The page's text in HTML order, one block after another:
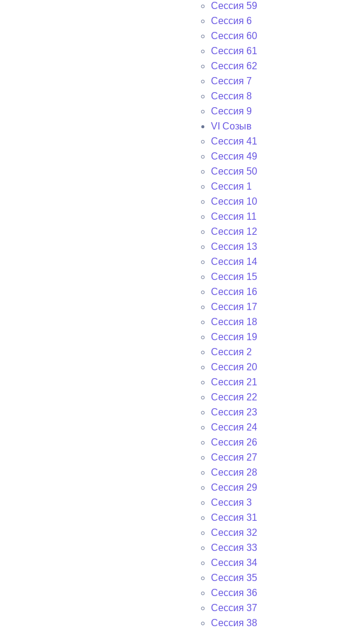
Сессия 59
Сессия 6
Сессия 60
Сессия 61
Сессия 62
Сессия 7
Сессия 8
Сессия 9
VI Cозыв
Cессия 41
Cессия 49
Cессия 50
Сессия 1
Сессия 10
Сессия 11
Сессия 12
Сессия 13
Сессия 14
Сессия 15
Сессия 16
Сессия 17
Сессия 18
Сессия 19
Сессия 2
Сессия 20
Сессия 21
Сессия 22
Сессия 23
Сессия 24
Сессия 26
Сессия 27
Сессия 28
Сессия 29
Сессия 3
Сессия 31
Сессия 32
Сессия 33
Сессия 34
Сессия 35
Сессия 36
Сессия 37
Сессия 38